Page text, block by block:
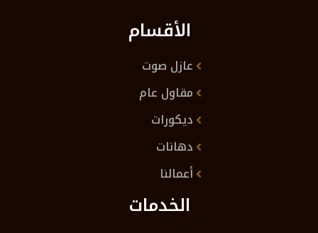
الأقسام
عازل صوت
مقاول عام
ديكورات
دهانات
أعمالنا
الخدمات